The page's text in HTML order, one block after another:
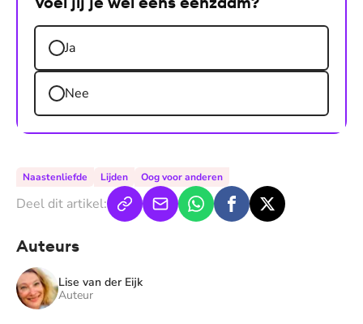
Ja
Nee
Aantal reacties:0
Naastenliefde Lijden Oog voor anderen
Deel dit artikel:
Auteurs
Lise van der Eijk
Auteur